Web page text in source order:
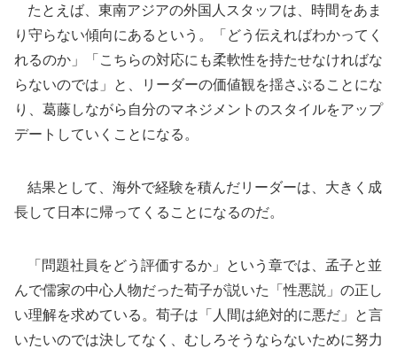
たとえば、東南アジアの外国人スタッフは、時間をあま
り守らない傾向にあるという。「どう伝えればわかってく
れるのか」「こちらの対応にも柔軟性を持たせなければな
らないのでは」と、リーダーの価値観を揺さぶることにな
り、葛藤しながら自分のマネジメントのスタイルをアップ
デートしていくことになる。
結果として、海外で経験を積んだリーダーは、大きく成
長して日本に帰ってくることになるのだ。
「問題社員をどう評価するか」という章では、孟子と並
んで儒家の中心人物だった荀子が説いた「性悪説」の正し
い理解を求めている。荀子は「人間は絶対的に悪だ」と言
いたいのでは決してなく、むしろそうならないために努力